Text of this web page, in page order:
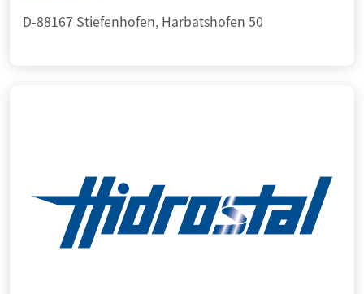
D-88167 Stiefenhofen, Harbatshofen 50